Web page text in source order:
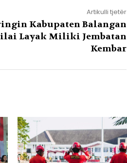
Artikulli tjetër
Kabupaten Balangan
Layak Miliki Jembatan
Kembar